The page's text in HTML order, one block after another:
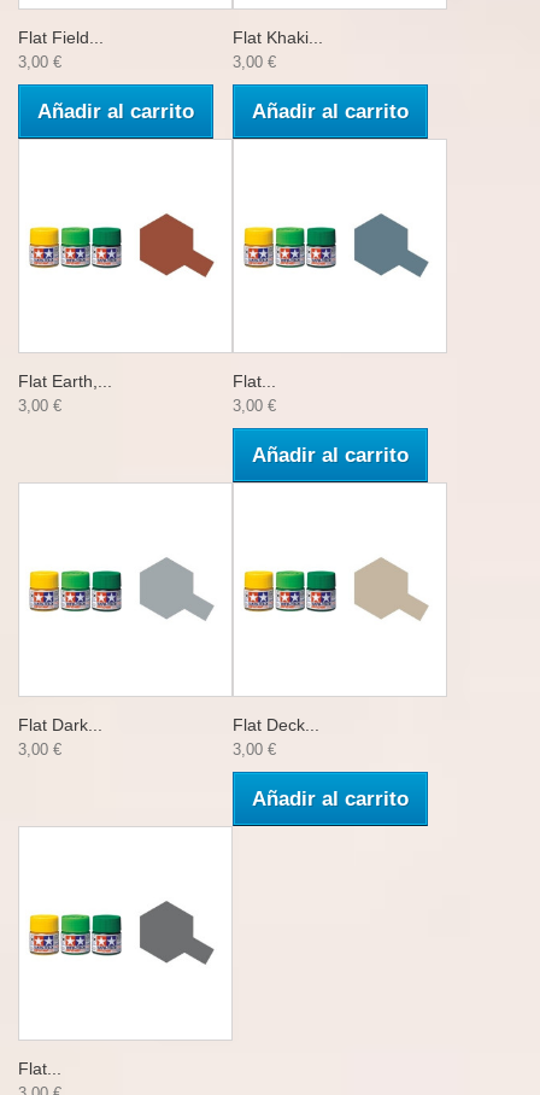
Flat Field...
3,00 €
Añadir al carrito
Flat Khaki...
3,00 €
Añadir al carrito
Flat Earth,...
3,00 €
Flat...
3,00 €
Añadir al carrito
Flat Dark...
3,00 €
Flat Deck...
3,00 €
Añadir al carrito
Flat...